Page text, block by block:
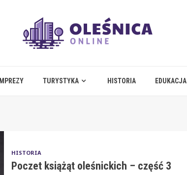
IMPREZY TURYSTYKA HISTORIA EDUKACJA
HISTORIA
Poczet książąt oleśnickich – część 3